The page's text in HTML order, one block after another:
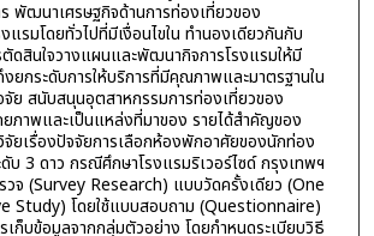
พัฒนาเศรษฐกิจด้านการท่องเที่ยวของ
แรมโดยทั่วไปที่มีเงื่อนไขใน ทำนองเดียวกันกับ
ดสินใจวางแผนและพัฒนากิจการโรงแรมให้มี
ยกระดับการให้บริการที่มีคุณภาพและมาตรฐานใน
จัย สนับสนุนอุตสาหกรรมการท่องเที่ยวของ
ยภาพและเป็นแหล่งที่มาของ รายได้สำคัญของ
จัยเรื่องปัจจัยการเลือกห้องพักอาศัยของนักท่อง
ดับ 3 ดาว กรณีศึกษาโรงแรมริเวอร์ไซด์ กรุงเทพฯ
รวจ (Survey Research) แบบวัดครั้งเดียว (One
Study) โดยใช้แบบสอบถาม (Questionnaire)
เก็บข้อมูลจากกลุ่มตัวอย่าง โดยกำหนดระเบียบวิธี